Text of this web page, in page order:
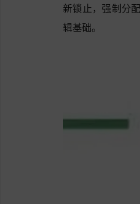
新锁止，强制分
辑基础。